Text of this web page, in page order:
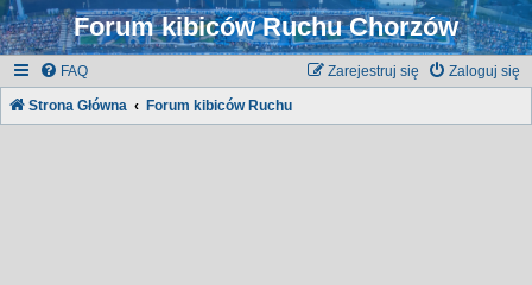
Forum kibiców Ruchu Chorzów
FAQ Zaloguj się
Zarejestruj się
Strona Główna Forum kibiców Ruchu